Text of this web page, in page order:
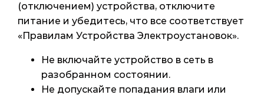
(отключением) устройства, отключите
питание и убедитесь, что все соответствует
«Правилам Устройства Электроустановок».
Не включайте устройство в сеть в
разобранном состоянии.
Не допускайте попадания влаги или